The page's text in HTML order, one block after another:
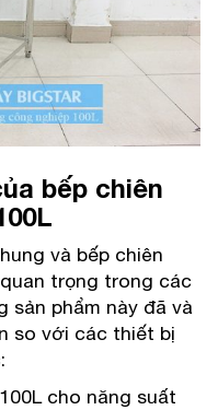
bếp chiên
và bếp chiên
trọng trong các
sản phẩm này đã và
so với các thiết bị
cho năng suất